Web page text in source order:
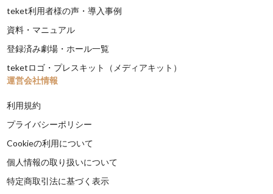
teket利用者様の声・導入事例
資料・マニュアル
登録済み劇場・ホール一覧
teketロゴ・プレスキット（メディアキット）
運営会社情報
利用規約
プライバシーポリシー
Cookieの利用について
個人情報の取り扱いについて
特定商取引法に基づく表示